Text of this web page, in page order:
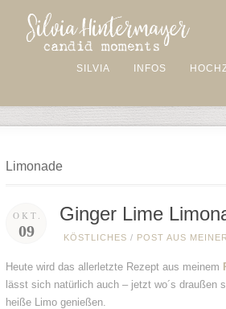
SILVIA INFOS
Limonade
OKT.
09
Ginger Lime
KÖSTLICHES / POST AUS
Heute wird das allerletzte Rezept aus meinem
lässt sich natürlich auch – jetzt wo´s
heiße Limo genießen.